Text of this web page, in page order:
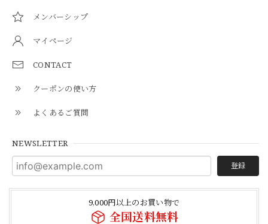
メンバーシップ
マイページ
CONTACT
クーポンの使い方
よくあるご質問
NEWSLETTER
登録
9,000円以上のお買い物で
全国送料無料